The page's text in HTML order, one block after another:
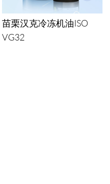
苗栗汉克冷冻机油ISO
VG32